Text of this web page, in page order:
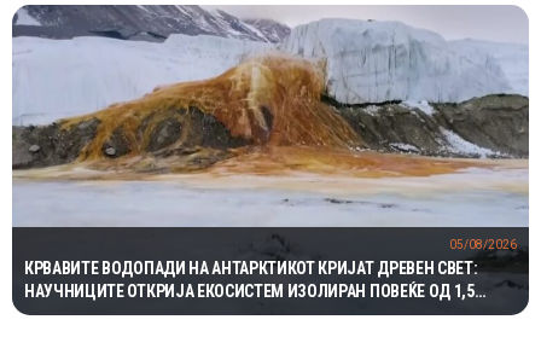
КРВАВИТЕ ВОДОПАДИ НА АНТАРКТИКОТ КРИЈАТ ДРЕВЕН СВЕТ:
НАУЧНИЦИТЕ ОТКРИЈА ЕКОСИСТЕМ ИЗОЛИРАН ПОВЕЌЕ ОД 1,5
МИЛИОНИ ГОДИНИ
05/08/2026